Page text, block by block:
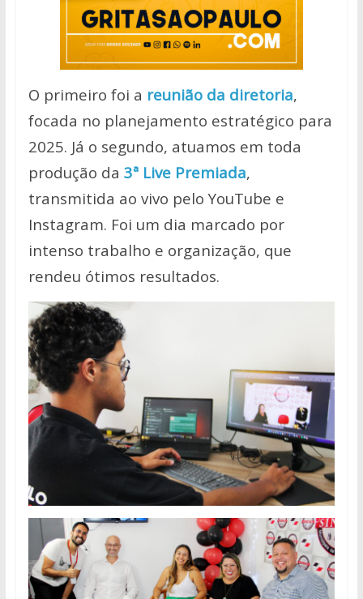
O primeiro foi a reunião da diretoria,
focada no planejamento estratégico para
2025. Já o segundo, atuamos em toda
produção da 3ª Live Premiada,
transmitida ao vivo pelo YouTube e
Instagram. Foi um dia marcado por
intenso trabalho e organização, que
rendeu ótimos resultados.